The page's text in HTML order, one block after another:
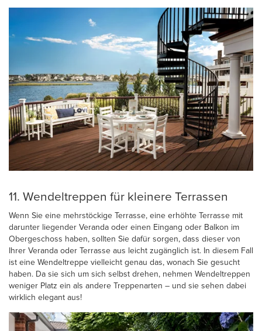
11. Wendeltreppen für kleinere Terrassen
Wenn Sie eine mehrstöckige Terrasse, eine erhöhte Terrasse mit
darunter liegender Veranda oder einen Eingang oder Balkon im
Obergeschoss haben, sollten Sie dafür sorgen, dass dieser von
Ihrer Veranda oder Terrasse aus leicht zugänglich ist. In diesem Fall
ist eine Wendeltreppe vielleicht genau das, wonach Sie gesucht
haben. Da sie sich um sich selbst drehen, nehmen Wendeltreppen
weniger Platz ein als andere Treppenarten – und sie sehen dabei
wirklich elegant aus!